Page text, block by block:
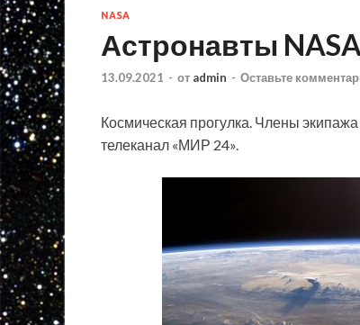
NASA
Астронавты
13.09.2021 - от admin - Оставьте
Космическая прогулка. Члены
телеканал «МИР 24».